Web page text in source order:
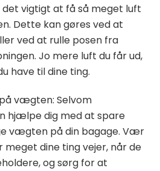
vigtigt at få så meget luft
Dette kan gøres ved at
ved at rulle posen fra
Jo mere luft du får ud,
have til dine ting.
vægten: Selvom
hjælpe dig med at spare
vægten på din bagage. Vær
dine ting vejer, når de
og sørg for at